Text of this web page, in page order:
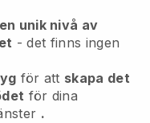
unik nivå av
- det finns ingen
för att skapa det
för dina
.